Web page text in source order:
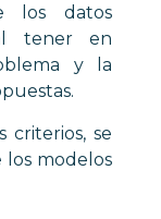
los datos
tener en
y la
criterios, se
los modelos